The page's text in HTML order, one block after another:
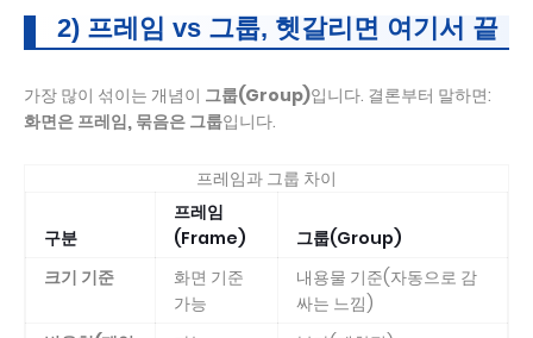
2) 프레임 vs 그룹, 헷갈리면 여기서 끝
가장 많이 섞이는 개념이 그룹(Group)입니다. 결론부터 말하면:
화면은 프레임, 묶음은 그룹입니다.
프레임과 그룹 차이
구분
프레임
(Frame)
그룹(Group)
크기 기준
화면 기준
가능
내용물 기준(자동으로 감
싸는 느낌)